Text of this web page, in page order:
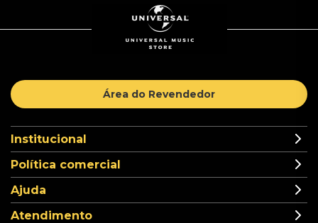
Área do Revendedor
Institucional
Política comercial
Ajuda
Atendimento